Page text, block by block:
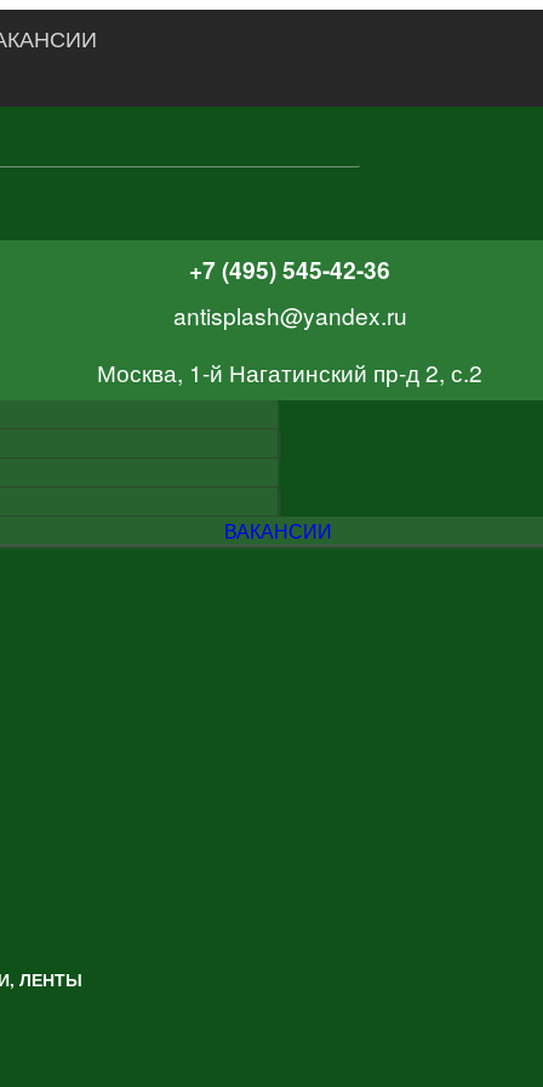
+7 (495) 545-42-36
antisplash@yandex.ru
Москва, 1-й Нагатинский пр-д 2, с.2
ВАКАНСИИ
ЛЕНТЫ